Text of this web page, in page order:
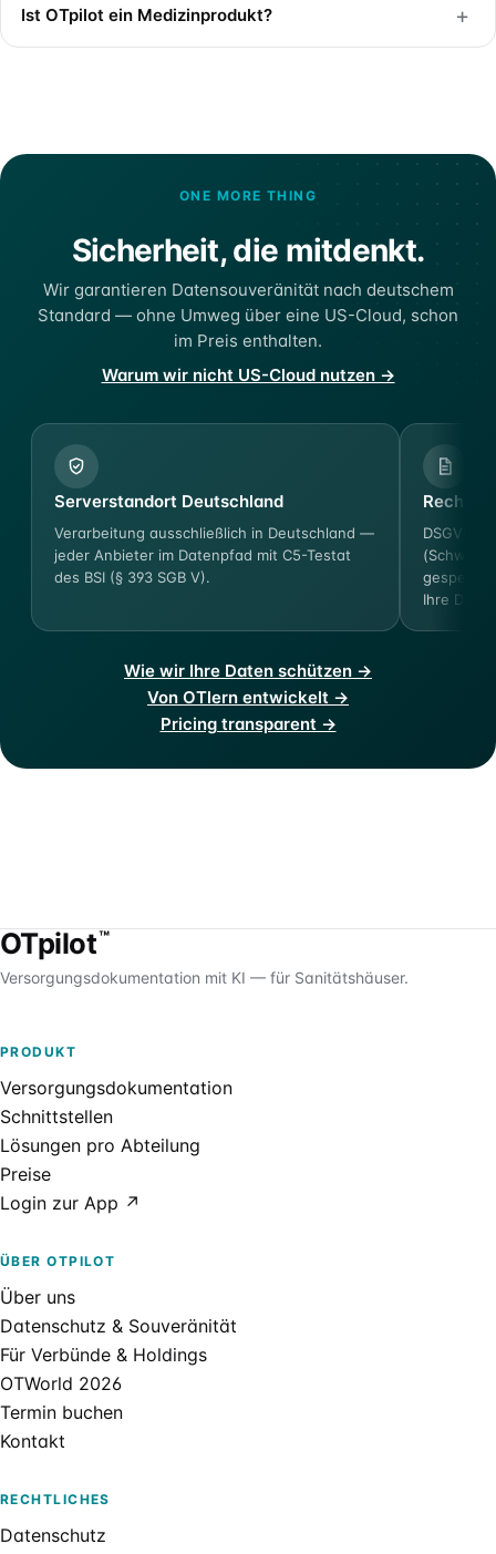
Ist OTpilot ein Medizinprodukt? +
ONE MORE THING
Sicherheit, die mitdenkt.
Wir garantieren Datensouveränität nach deutschem
Standard — ohne Umweg über eine US-Cloud, schon
im Preis enthalten.
Warum wir nicht US-Cloud nutzen →
Serverstandort Deutschland
Verarbeitung ausschließlich in Deutschland —
jeder Anbieter im Datenpfad mit C5-Testat
des BSI (§ 393 SGB V).
DSGVO-
Ihre
Wie wir Ihre Daten schützen →
Von OTlern entwickelt →
Pricing transparent →
OTpilot™
Versorgungsdokumentation mit KI — für Sanitätshäuser.
PRODUKT
Versorgungsdokumentation
Schnittstellen
Lösungen pro Abteilung
Preise
Login zur App ↗
ÜBER OTPILOT
Über uns
Datenschutz & Souveränität
Für Verbünde & Holdings
OTWorld 2026
Termin buchen
Kontakt
RECHTLICHES
Datenschutz